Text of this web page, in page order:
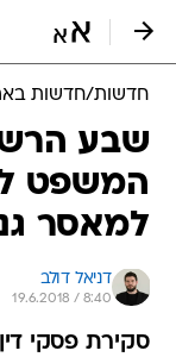
חדשות/חדשות
שבע
המשפט
למאסר
דניאל דולב
19.6.2018 / 8:40
סקירת פסקי